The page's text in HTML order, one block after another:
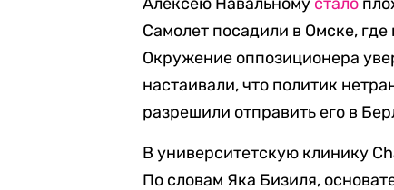
Самолет посадили в Омске,
Окружение оппозиционера
настаивали, что политик
разрешили отправить его в
В университетскую клинику
По словам Яка Бизиля,